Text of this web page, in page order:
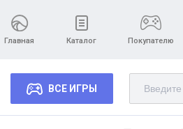
Главная Каталог Покупателю
ВСЕ ИГРЫ